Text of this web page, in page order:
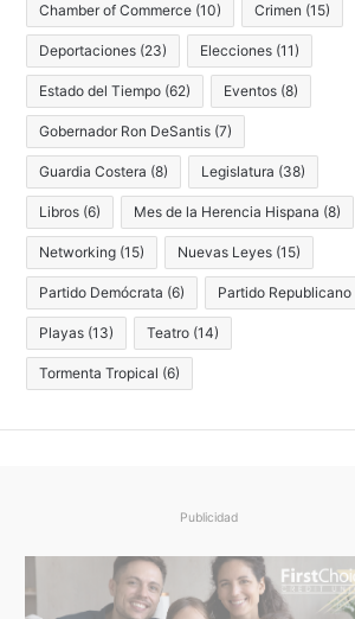
Chamber of Commerce (10) Crimen (15)
Deportaciones (23) Elecciones (11)
Estado del Tiempo (62) Eventos (8)
Gobernador Ron DeSantis (7)
Guardia Costera (8) Legislatura (38)
Libros (6) Mes de la Herencia Hispana (8)
Networking (15) Nuevas Leyes (15)
Partido Demócrata (6) Partido Republicano
Playas (13) Teatro (14)
Tormenta Tropical (6)
Publicidad